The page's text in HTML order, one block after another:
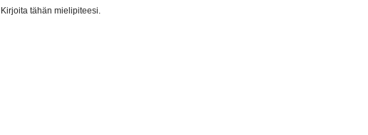
Kirjoita tähän mielipiteesi.